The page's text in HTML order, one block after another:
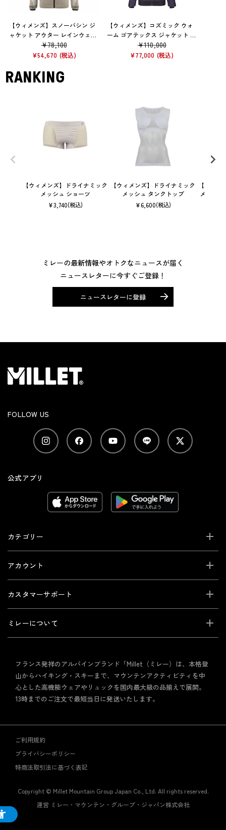
【ウィメンズ】スノーバシン ジ
ャケット アウター レインウェア
¥78,100
¥54,670
【ウィメンズ】コズミック ウォ
ーム ゴアテックス ジャケット ア
ウター レインウェア 防水 P RP E
¥110,000
¥77,000
RANKING
【ウィメンズ】ドライナミック
メッシュ ショーツ
¥3,740(税込)
【ウィメンズ】ドライナミック
メッシュ タンクトップ
¥6,600(税込)
【ウィ
メッシ
ミレーの最新情報やオトクなニュースが届く
ニュースレターに今すぐご登録！
ニュースレターに登録
FOLLOW US
公式アプリ
カテゴリー
アカウント
カスタマーサポート
ミレーについて
フランス発祥のアルパインブランド「Millet（ミレー）は、本格登
山からハイキング・スキーまで、マウンテンアクティビティを中
心とした高機能ウェアやリュックを国内最大級の品揃えで展開。
13時までのご注文で最短当日に発送いたします。
ご利用規約
プライバシーポリシー
特商法取引法に基づく表記
Copyright © Millet Mountain Group Japan Co., Ltd. All rights reserved.
運営 ミレー・マウンテン・グループ・ジャパン株式会社